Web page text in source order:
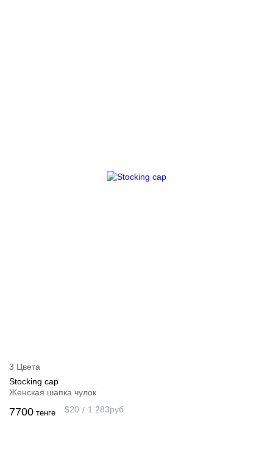
3 Цвета
Stocking cap
Женская шапка чулок
7700 тенге $20 1 283руб